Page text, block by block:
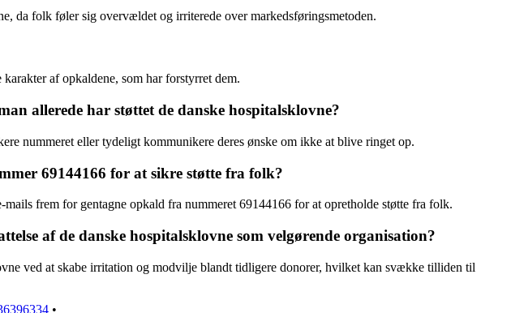
da folk føler sig overvældet og irriterede over markedsføringsmetoden.
af opkaldene, som har forstyrret dem.
allerede har støttet de danske hospitalsklovne?
nummeret eller tydeligt kommunikere deres ønske om ikke at blive ringet op.
69144166 for at sikre støtte fra folk?
frem for gentagne opkald fra nummeret 69144166 for at opretholde støtte fra folk.
af de danske hospitalsklovne som velgørende organisation?
ved at skabe irritation og modvilje blandt tidligere donorer, hvilket kan svække tilliden til
•